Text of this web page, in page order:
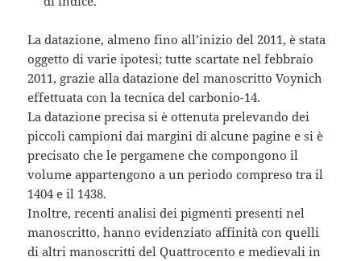
La datazione, almeno fino all’inizio del 2011, è stata
oggetto di varie ipotesi; tutte scartate nel febbraio
2011, grazie alla datazione del manoscritto Voynich
effettuata con la tecnica del carbonio-14.
La datazione precisa si è ottenuta prelevando dei
piccoli campioni dai margini di alcune pagine e si è
precisato che le pergamene che compongono il
volume appartengono a un periodo compreso tra il
1404 e il 1438.
Inoltre, recenti analisi dei pigmenti presenti nel
manoscritto, hanno evidenziato affinità con quelli
di altri manoscritti del Quattrocento e medievali in